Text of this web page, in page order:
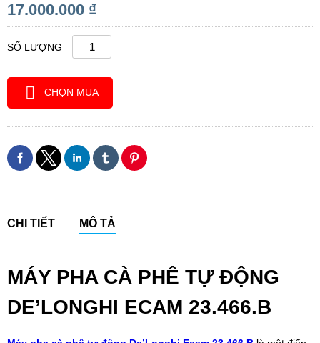
17.000.000 ₫
SỐ LƯỢNG
CHỌN MUA
CHI TIẾT MÔ TẢ
MÁY PHA CÀ PHÊ TỰ ĐỘNG
DE’LONGHI ECAM 23.466.B